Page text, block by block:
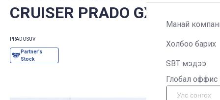
Манай
Холбоо барих
SBT мэдээ
Глобал оффис
CRUISER PRADO GXL 2.4T
PRADOSUV